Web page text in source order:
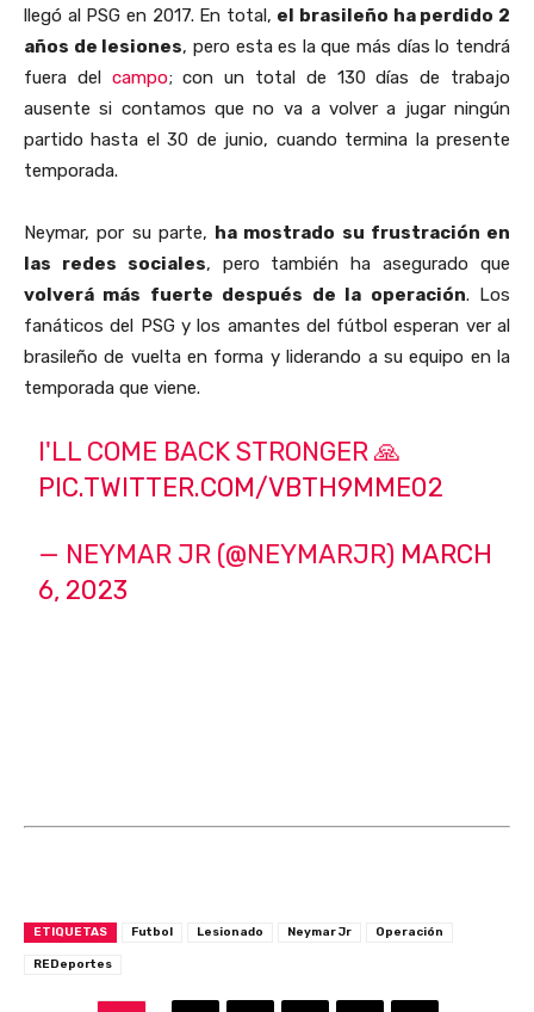
llegó al PSG en 2017. En total, el brasileño ha perdido 2
años de lesiones, pero esta es la que más días lo tendrá
fuera del campo; con un total de 130 días de trabajo
ausente si contamos que no va a volver a jugar ningún
partido hasta el 30 de junio, cuando termina la presente
temporada.
Neymar, por su parte, ha mostrado su frustración en
las redes sociales, pero también ha asegurado que
volverá más fuerte después de la operación. Los
fanáticos del PSG y los amantes del fútbol esperan ver al
brasileño de vuelta en forma y liderando a su equipo en la
temporada que viene.
I'LL COME BACK STRONGER 🙏
PIC.TWITTER.COM/VBTH9MME02
— NEYMAR JR (@NEYMARJR) MARCH
6, 2023
ETIQUETAS Futbol Lesionado Neymar Jr Operación
REDeportes